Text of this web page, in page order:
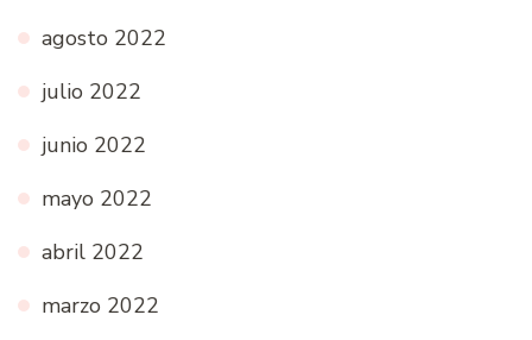
agosto 2022
julio 2022
junio 2022
mayo 2022
abril 2022
marzo 2022